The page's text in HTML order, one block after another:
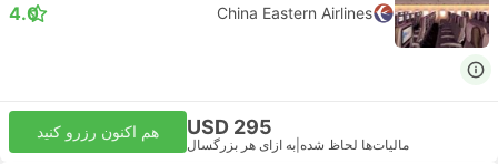
China Eastern Airlines
4.0
USD 295
مالیات‌ها لحاظ شده به ازای هر بزرگسال
هم اکنون رزرو کنید